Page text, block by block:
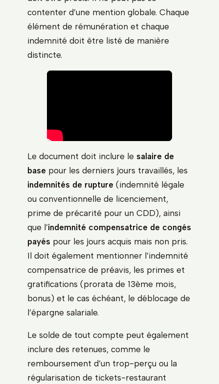
contenter d’une mention globale. Chaque
élément de rémunération et chaque
indemnité doit être listé de manière
distincte.
Le document doit inclure le salaire de
base pour les derniers jours travaillés, les
indemnités de rupture (indemnité légale
ou conventionnelle de licenciement,
prime de précarité pour un CDD), ainsi
que l’indemnité compensatrice de congés
payés pour les jours acquis mais non pris.
Il doit également mentionner l’indemnité
compensatrice de préavis, les primes et
gratifications (prorata de 13ème mois,
bonus) et le cas échéant, le déblocage de
l’épargne salariale.
Le solde de tout compte peut également
inclure des retenues, comme le
remboursement d’un trop-perçu ou la
régularisation de tickets-restaurant